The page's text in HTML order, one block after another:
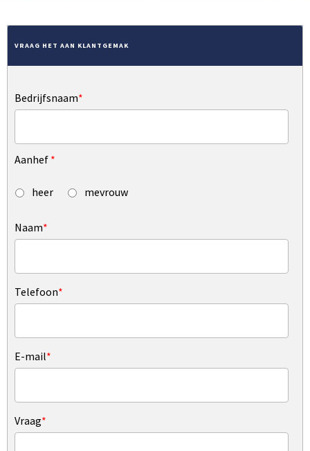
VRAAG HET AAN KLANTGEMAK
Bedrijfsnaam*
Aanhef *
heer mevrouw
Naam*
Telefoon*
E-mail*
Vraag*